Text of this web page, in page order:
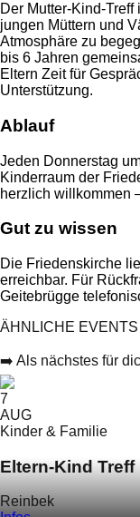
Der Mutter-Kind-
jungen Müttern und
Atmosphäre zu
bis 6 Jahren
Eltern Zeit für
Unterstützung.
Ablauf
Jeden Donnerstag
Kinderraum der
herzlich willkommen
Gut zu wissen
Die Friedenskirche
erreichbar. Für
Geitebrügge
ÄHNLICHE
➡️ Als nächstes für
7
AUG
Kinder & Familie
Eltern-Kind Treff
Reinbek